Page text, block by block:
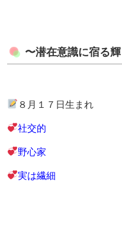
〜潜在意識に宿る輝
８月１７日生まれ
社交的
野心家
実は繊細